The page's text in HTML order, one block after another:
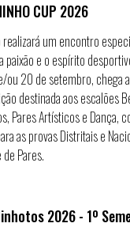
CUP 2026
realizará um encontro
paixão e o espírito
ou 20 de setembro, chega
destinada aos escalões
Pares Artísticos e Dança,
as provas Distritais e
Pares.
2026 - 1º